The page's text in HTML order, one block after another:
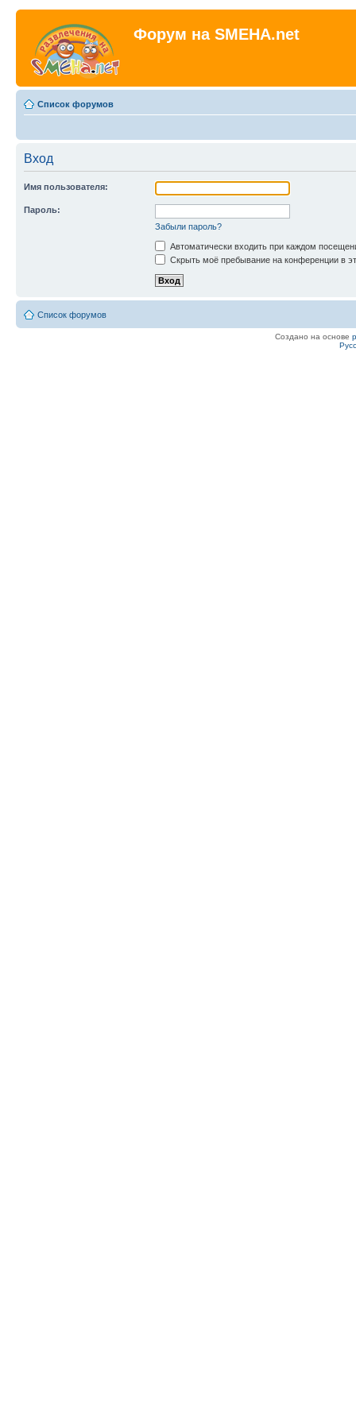
Форум на SMEHA.net
Список форумов
Вход
Имя пользователя:
Пароль:
Забыли пароль?
Автоматически входить при каждом
Скрыть моё пребывание на конференции в
Список форумов
Создано на основе